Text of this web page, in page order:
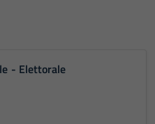
- Elettorale